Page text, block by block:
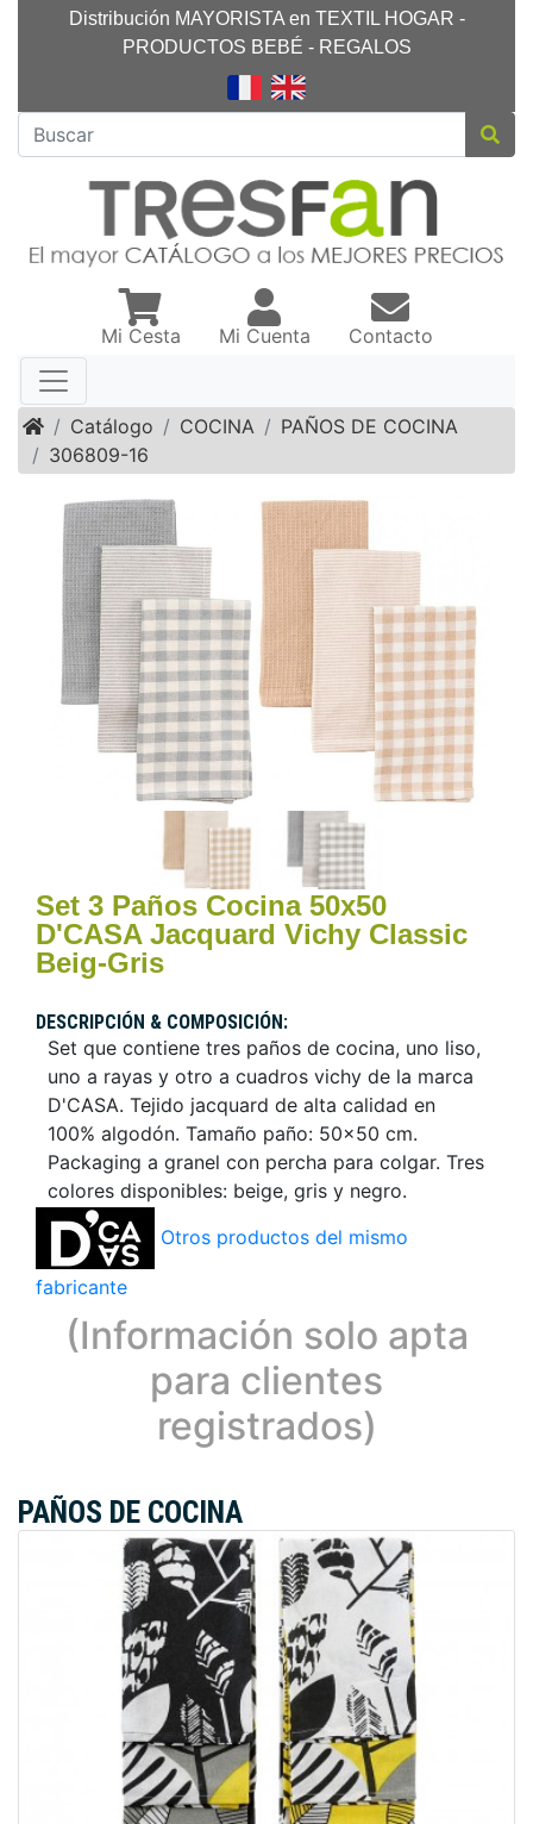
Distribución MAYORISTA en TEXTIL HOGAR -
PRODUCTOS BEBÉ - REGALOS
Mi Cesta Mi Cuenta Contacto
InicioCatálogo COCINA
PAÑOS DE COCINA
306809-16
Set 3 Paños Cocina 50x50
D'CASA Jacquard Vichy Classic
Beig-Gris
DESCRIPCIÓN & COMPOSICIÓN:
Set que contiene tres paños de cocina, uno liso,
uno a rayas y otro a cuadros vichy de la marca
D'CASA. Tejido jacquard de alta calidad en
100% algodón. Tamaño paño: 50x50 cm.
Packaging a granel con percha para colgar. Tres
colores disponibles: beige, gris y negro.
Otros productos del mismo
fabricante
(Información solo apta
para clientes
registrados)
PAÑOS DE COCINA